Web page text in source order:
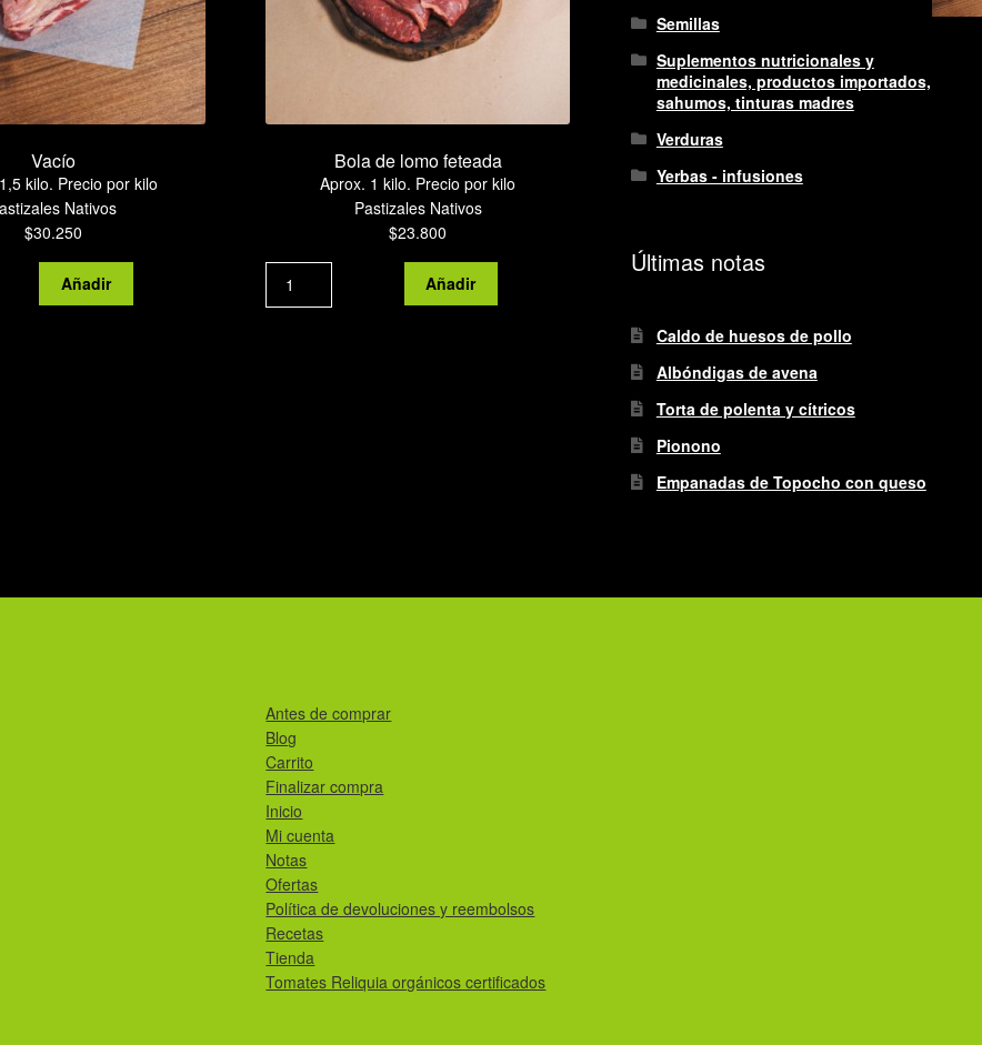
Vacío
kilo. Precio por kilo
Nativos
$30.250
Vacío
cantidad
Añadir
Bola de lomo feteada
Aprox. 1 kilo. Precio por kilo
Pastizales Nativos
$23.800
Bola
de
Añadir
Semillas
Suplementos nutricionales y
medicinales, productos importados,
sahumos, tinturas madres
Verduras
Yerbas - infusiones
Últimas notas
Caldo de huesos de pollo
Albóndigas de avena
Torta de polenta y cítricos
Pionono
Empanadas de Topocho con queso
Antes de comprar
Blog
Carrito
Finalizar compra
Inicio
Mi cuenta
Notas
Ofertas
Política de devoluciones y reembolsos
Recetas
Tienda
Tomates Reliquia orgánicos certificados